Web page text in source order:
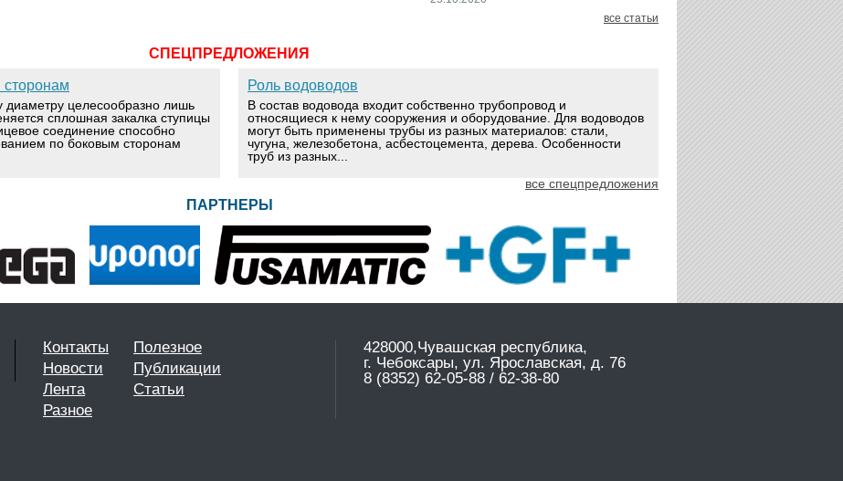
невосприимчив к коррозии,
все статьи
СПЕЦПРЕДЛОЖЕНИЯ
диаметру целесообразно лишь
сплошная закалка ступицы
соединение способно
по боковым сторонам
Роль водоводов
В состав водовода входит собственно трубопровод и
относящиеся к нему сооружения и оборудование. Для водоводов
могут быть применены трубы из разных материалов: стали,
чугуна, железобетона, асбестоцемента, дерева. Особенности
труб из разных...
все спецпредложения
ПАРТНЕРЫ
Контакты
Новости
Лента
Полезное
Публикации
Статьи
Разное
428000,Чувашская республика,
г. Чебоксары, ул. Ярославская, д. 76
8 (8352) 62-05-88 / 62-38-80